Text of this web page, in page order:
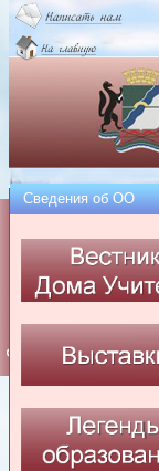
Сведения об OO